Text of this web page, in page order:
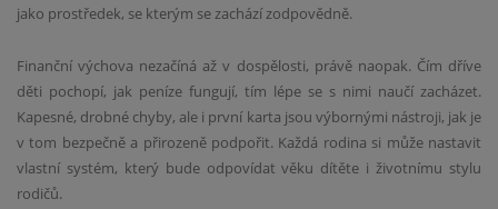
jako prostředek, se kterým se zachází zodpovědně.
Finanční výchova nezačíná až v dospělosti, právě naopak. Čím dříve
děti pochopí, jak peníze fungují, tím lépe se s nimi naučí zacházet.
Kapesné, drobné chyby, ale i první karta jsou výbornými nástroji, jak je
v tom bezpečně a přirozeně podpořit. Každá rodina si může nastavit
vlastní systém, který bude odpovídat věku dítěte i životnímu stylu
rodičů.